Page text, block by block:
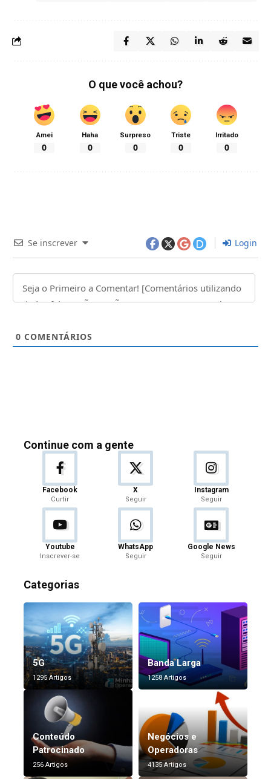
O que você achou?
Amei
0
Haha
0
Surpreso
0
Triste
0
Irritado
0
Se inscrever Login
0 COMENTÁRIOS
Continue com a gente
Facebook
Curtir
X
Seguir
Instagram
Seguir
Youtube
Inscrever-se
WhatsApp
Seguir
Google News
Seguir
Categorias
5G
1295 Artigos
Banda Larga
1258 Artigos
Conteúdo
Patrocinado
256 Artigos
Negócios e
Operadoras
4135 Artigos